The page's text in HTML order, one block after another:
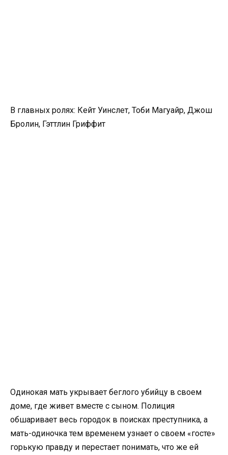
В главных ролях: Кейт Уинслет, Тоби Магуайр, Джош
Бролин, Гэттлин Гриффит
Одинокая мать укрывает беглого убийцу в своем
доме, где живет вместе с сыном. Полиция
обшаривает весь городок в поисках преступника, а
мать-одиночка тем временем узнает о своем «госте»
горькую правду и перестает понимать, что же ей